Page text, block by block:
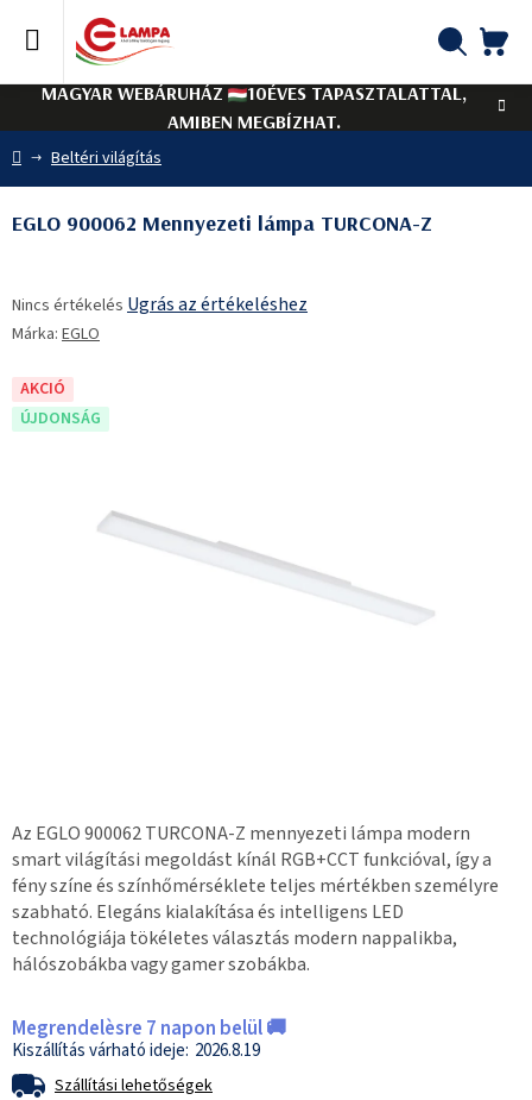
tartalomhoz
MAGYAR WEBÁRUHÁZ
10ÉVES TAPASZTALATTAL,
AMIBEN MEGBÍZHAT.
Kezdőlap
Beltéri világítás
Az EGLO 900062 TURCONA-Z mennyezeti lámpa modern
smart világítási megoldást kínál RGB+CCT funkcióval, így a
fény színe és színhőmérséklete teljes mértékben személyre
szabható. Elegáns kialakítása és intelligens LED
technológiája tökéletes választás modern nappalikba,
hálószobákba vagy gamer szobákba.
Megrendelèsre 7 napon belül 🚚
2026.8.19
Szállítási lehetőségek
EGLO 900062 Mennyezeti lámpa TURCONA-Z
termék
átlagos
5-
ből
Nincs értékelés Ugrás az értékeléshez
Márka: EGLO
AKCIÓ
ÚJDONSÁG